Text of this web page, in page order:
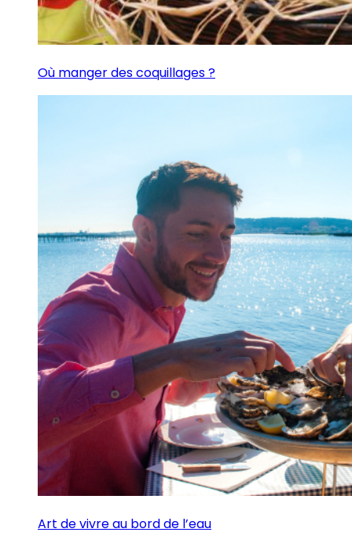
Où manger des coquillages ?
Art de vivre au bord de l’eau